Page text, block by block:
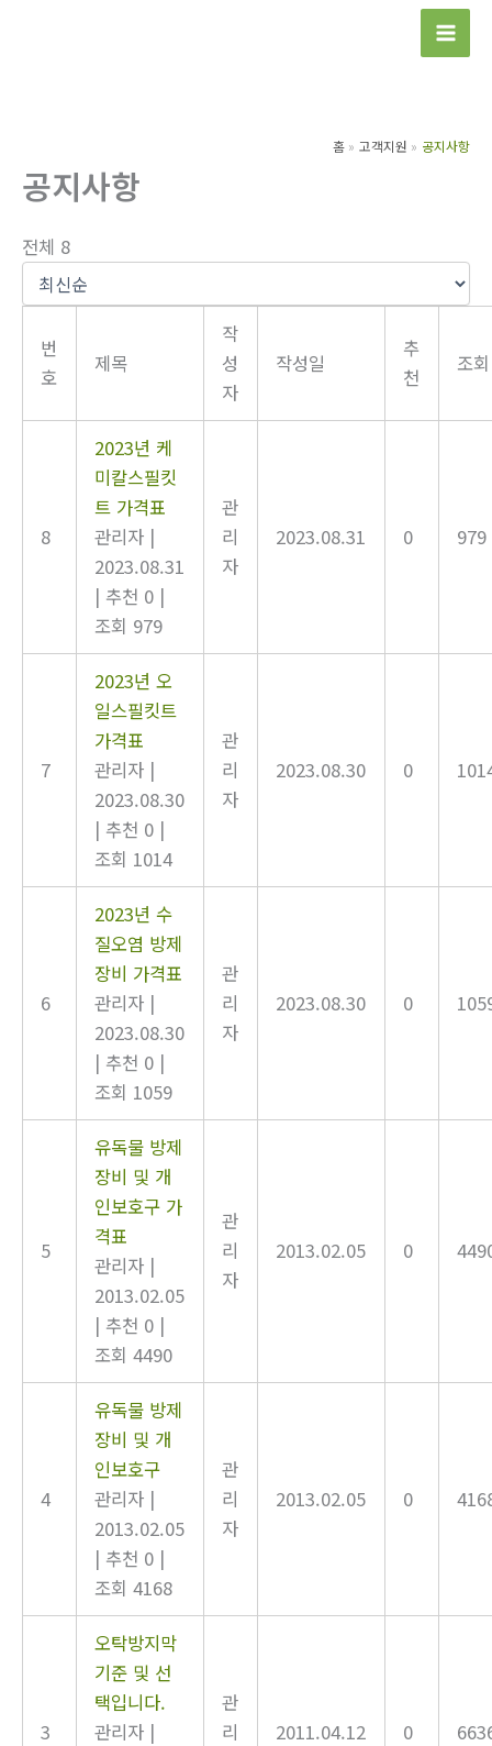
홈 고객지원 공지사항
공지사항
전체 8
번
호
제목
작
성
자
작성일
추
천
조회
8
2023년 케
미칼스필킷
트 가격표
관리자 |
2023.08.31
| 추천 0 |
조회 979
관
리
자
2023.08.31 0 979
7
2023년 오
일스필킷트
가격표
관리자 |
2023.08.30
| 추천 0 |
조회 1014
관
리
자
2023.08.30 0
6
2023년 수
질오염 방제
장비 가격표
관리자 |
2023.08.30
| 추천 0 |
조회 1059
관
리
자
2023.08.30 0
5
유독물 방제
장비 및 개
인보호구 가
격표
관리자 |
2013.02.05
| 추천 0 |
조회 4490
관
리
자
2013.02.05 0
4
유독물 방제
장비 및 개
인보호구
관리자 |
2013.02.05
| 추천 0 |
조회 4168
관
리
자
2013.02.05 0
3
오탁방지막
기준 및 선
택입니다.
관리자 |
관
리
2011.04.12 0